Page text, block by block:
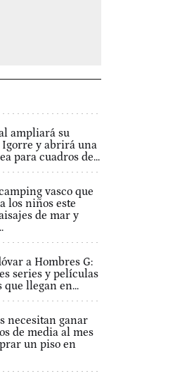
ampliará su
Igorre y abrirá una
para cuadros de...
vasco que
los niños este
de mar y
a Hombres G:
series y películas
que llegan en...
necesitan ganar
de media al mes
un piso en